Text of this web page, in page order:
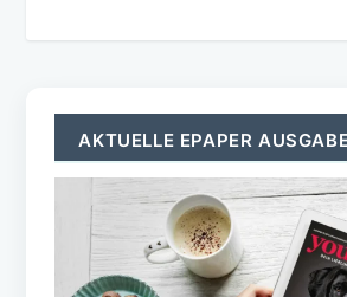
AKTUELLE EPAPER